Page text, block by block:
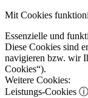
Mit Cookies
Essenzielle und
Diese Cookies sind
navigieren bzw. wir
Cookies“).
Weitere Cookies:
Leistungs-Cookies ⓘ